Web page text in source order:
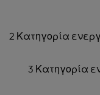
2 Κατηγορία
3 Κατηγορία